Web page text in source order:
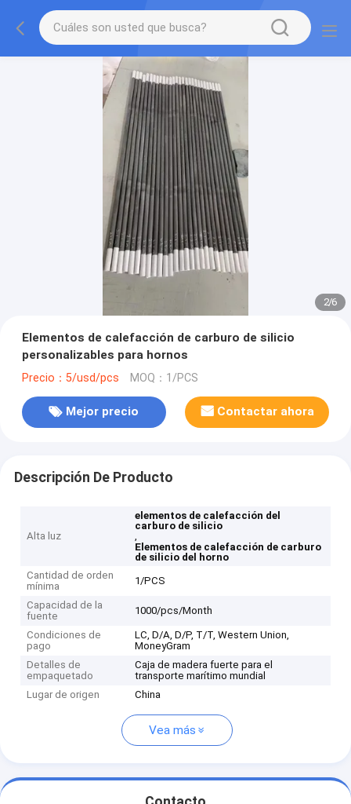
2/6
Elementos de calefacción de carburo de silicio
personalizables para hornos
Precio：5/usd/pcs MOQ：1/PCS
Mejor precio Contactar ahora
Descripción De Producto
Alta luz
elementos de calefacción del
carburo de silicio
,
Elementos de calefacción de carburo
de silicio del horno
Cantidad de orden
mínima
1/PCS
Capacidad de la
fuente
1000/pcs/Month
Condiciones de
pago
LC, D/A, D/P, T/T, Western Union,
MoneyGram
Detalles de
empaquetado
Caja de madera fuerte para el
transporte marítimo mundial
Lugar de origen
China
Vea más